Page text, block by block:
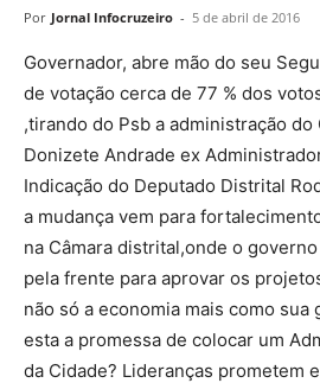
Por Jornal Infocruzeiro - 5 de abril de 2016
Governador, abre mão do seu
de votação cerca de 77 % dos
,tirando do Psb a administração
Donizete Andrade ex
Indicação do Deputado Distrital
a mudança vem para
na Câmara distrital,onde o
pela frente para aprovar os
não só a economia mais como
esta a promessa de colocar um
da Cidade? Lideranças prometem